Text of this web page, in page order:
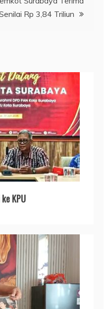
Rp 3,84 Triliun
KPU